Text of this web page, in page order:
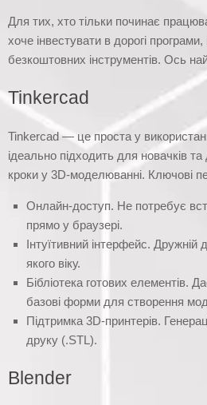
Для тих, хто тільки починає
хоче інвестувати в дорогі програми,
безкоштовних інструментів. Ось
Tinkercad
Tinkercad — це проста у
ідеально підходить для новачків та
кроки у 3D-моделюванні. Ключові
Онлайн-доступ. Не потребує
прямо у браузері.
Інтуїтивний інтерфейс. Дружній
якого віку.
Бібліотека готових елементів.
базові форми для створення
Підтримка 3D-принтерів.
друку (.STL).
Blender